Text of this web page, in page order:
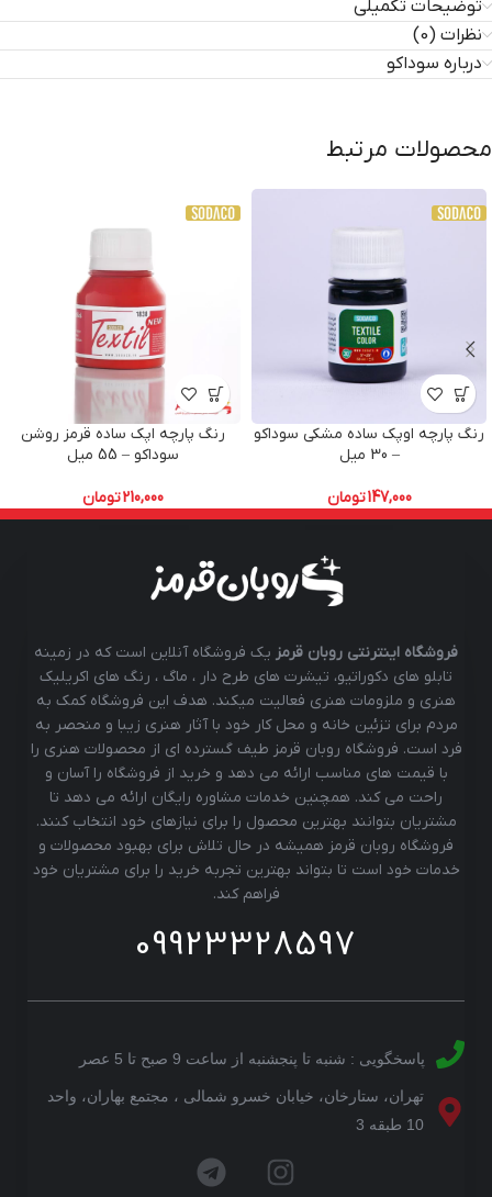
توضیحات تکمیلی
نظرات (0)
درباره سوداکو
محصولات مرتبط
رنگ پارچه اوپک ساده مشکی سوداکو
– 30 میل
147,000تومان
رنگ پارچه اپک ساده قرمز روشن
سوداکو – 55 میل
210,000تومان
فروشگاه اینترنتی روبان قرمز یک فروشگاه آنلاین است که در زمینه
تابلو های دکوراتیو، تیشرت های طرح دار ، ماگ ، رنگ های اکریلیک
هنری و ملزومات هنری فعالیت میکند. هدف این فروشگاه کمک به
مردم برای تزئین خانه و محل کار خود با آثار هنری زیبا و منحصر به
فرد است. فروشگاه روبان قرمز طیف گسترده ای از محصولات هنری را
با قیمت های مناسب ارائه می دهد و خرید از فروشگاه را آسان و
راحت می کند. همچنین خدمات مشاوره رایگان ارائه می دهد تا
مشتریان بتوانند بهترین محصول را برای نیازهای خود انتخاب کنند.
فروشگاه روبان قرمز همیشه در حال تلاش برای بهبود محصولات و
خدمات خود است تا بتواند بهترین تجربه خرید را برای مشتریان خود
فراهم کند.
09923328597
پاسخگویی : شنبه تا پنجشنبه از ساعت 9 صبح تا 5 عصر
تهران، ستارخان، خیابان خسرو شمالی ، مجتمع بهاران، واحد
10 طبقه 3